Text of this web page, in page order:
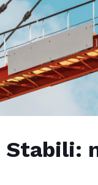
Stabili: